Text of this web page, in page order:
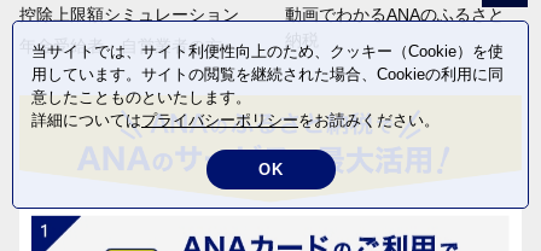
控除上限額シミュレーション
年金受給者・自営業者の方へ
動画でわかるANAのふるさと
当サイトでは、サイト利便性向上のため、クッキー（Cookie）を使
用しています。サイトの閲覧を継続された場合、Cookieの利用に同
意したことものといたします。
詳細についてはプライバシーポリシーをお読みください。
OK